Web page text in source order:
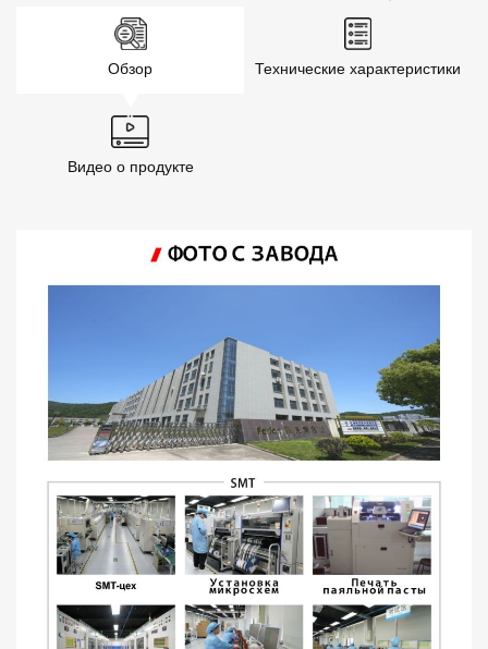
Обзор Технические характеристики
Видео о продукте